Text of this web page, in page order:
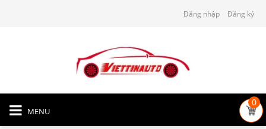
Đăng nhập Đăng ký
MENU
0